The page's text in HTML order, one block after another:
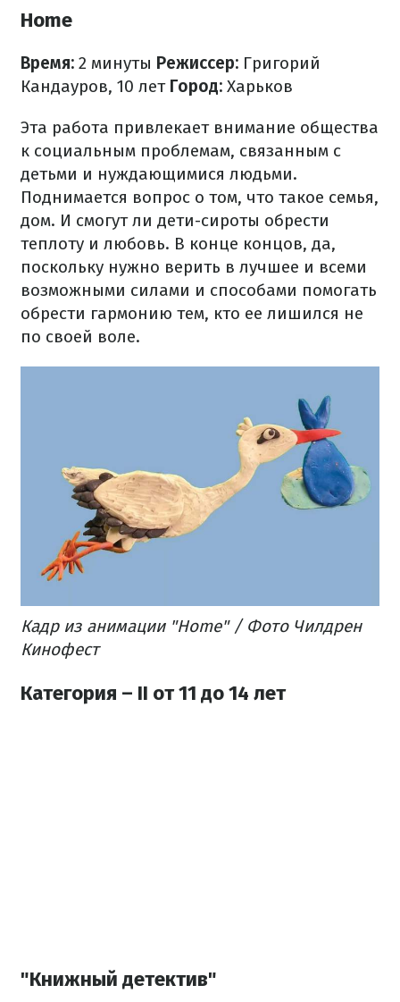
Home
Время: 2 минуты Режиссер: Григорий
Кандауров, 10 лет Город: Харьков
Эта работа привлекает внимание общества
к социальным проблемам, связанным с
детьми и нуждающимися людьми.
Поднимается вопрос о том, что такое семья,
дом. И смогут ли дети-сироты обрести
теплоту и любовь. В конце концов, да,
поскольку нужно верить в лучшее и всеми
возможными силами и способами помогать
обрести гармонию тем, кто ее лишился не
по своей воле.
Кадр из анимации "Home" / Фото Чилдрен
Кинофест
Категория – II от 11 до 14 лет
"Книжный детектив"